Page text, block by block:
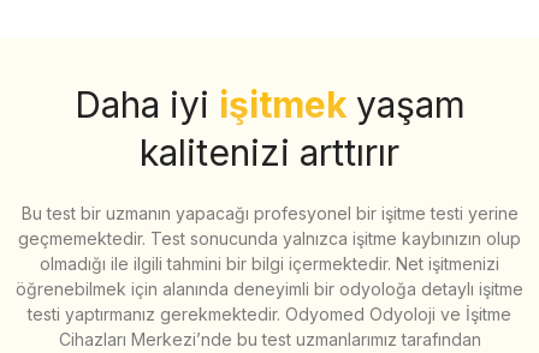
Daha iyi işitmek yaşam
kalitenizi arttırır
Bu test bir uzmanın yapacağı profesyonel bir işitme testi yerine
geçmemektedir. Test sonucunda yalnızca işitme kaybınızın olup
olmadığı ile ilgili tahmini bir bilgi içermektedir. Net işitmenizi
öğrenebilmek için alanında deneyimli bir odyoloğa detaylı işitme
testi yaptırmanız gerekmektedir. Odyomed Odyoloji ve İşitme
Cihazları Merkezi’nde bu test uzmanlarımız tarafından